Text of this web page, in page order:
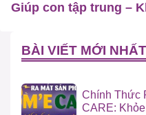
Giúp con tập trung –
BÀI VIẾT MỚI NHẤT
Chính Thức
CARE: